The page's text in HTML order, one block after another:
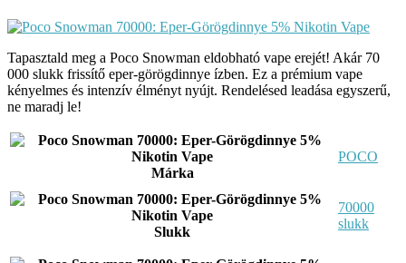
Tapasztald meg a Poco Snowman eldobható vape erejét! Akár 70
000 slukk frissítő eper-görögdinnye ízben. Ez a prémium vape
kényelmes és intenzív élményt nyújt. Rendelésed leadása egyszerű,
ne maradj le!
Márka
POCO
Slukk
70000
slukk